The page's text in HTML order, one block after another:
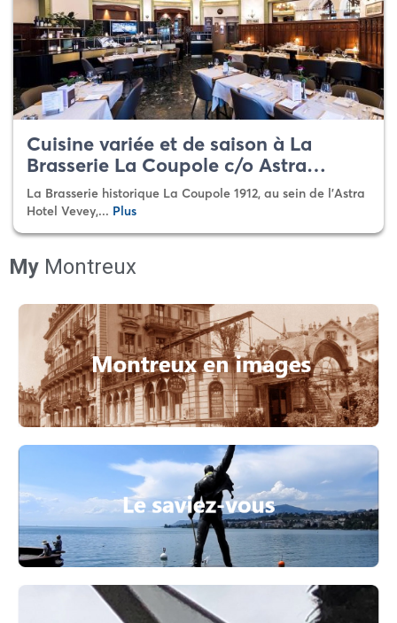
Cuisine variée et de saison à La
Brasserie La Coupole c/o Astra…
La Brasserie historique La Coupole 1912, au sein de l’Astra
Hotel Vevey,... Plus
My Montreux